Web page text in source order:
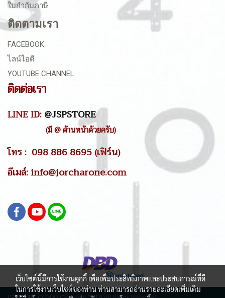
ใบกำกับภาษี
ติดตามเรา
FACEBOOK
ไลน์ไอดี
YOUTUBE CHANNEL
ติดต่อเรา
LINE ID:@JSPSTORE
(มี @ ด้านหน้าด้วยครับ)
โทร : 098 886 8695 (เฟิร์น)
อีเมล์: info@jorcharone.com
เว็บไซต์นี้มีการใช้งานคุกกี้ เพื่อเพิ่มประสิทธิภาพและประสบการณ์ที่ดี
ในการใช้งานเว็บไซต์ของท่าน ท่านสามารถอ่านรายละเอียดเพิ่มเติม